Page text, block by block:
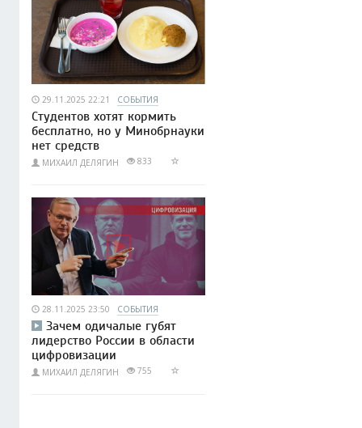
29.11.2025 22:21 СОБЫТИЯ
Студентов хотят кормить
бесплатно, но у Минобрнауки
нет средств
МИХАИЛ ДЕЛЯГИН 833
28.11.2025 23:50 СОБЫТИЯ
Зачем одичалые губят
лидерство России в области
цифровизации
МИХАИЛ ДЕЛЯГИН 755